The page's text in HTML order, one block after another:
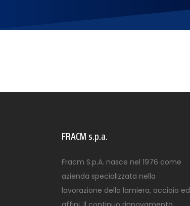
FRACM s.p.a.
Fracm S.p.A. nasce nel 1976 come
azienda specializzata nella
lavorazione della lamiera, acciaio ed